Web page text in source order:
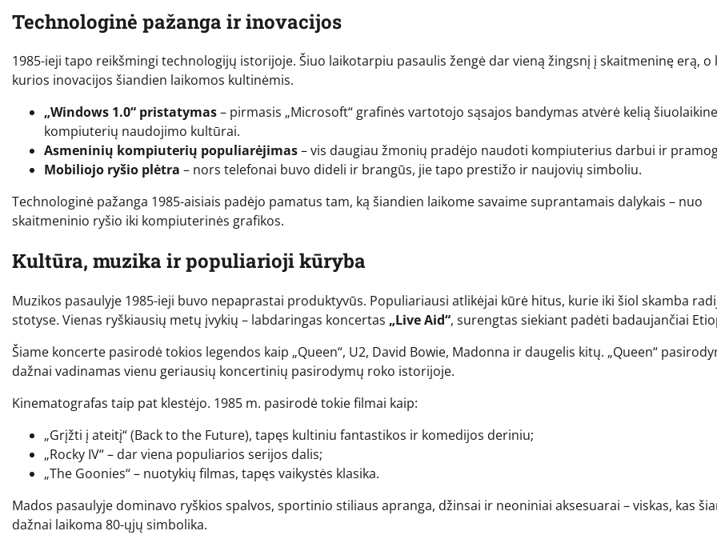
Technologinė pažanga ir inovacijos
1985-ieji tapo reikšmingi technologijų istorijoje. Šiuo laikotarpiu pasaulis žengė dar vieną žingsnį į skaitmeninę erą, o
kurios inovacijos šiandien laikomos kultinėmis.
„Windows 1.0“ pristatymas– pirmasis „Microsoft“ grafinės vartotojo sąsajos bandymas atvėrė kelią
kompiuterių naudojimo kultūrai.
Asmeninių kompiuterių populiarėjimas– vis daugiau žmonių pradėjo naudoti kompiuterius darbui ir
Mobiliojo ryšio plėtra – nors telefonai buvo dideli ir brangūs, jie tapo prestižo ir naujovių simboliu.
Technologinė pažanga 1985-aisiais padėjo pamatus tam, ką šiandien laikome savaime suprantamais dalykais – nuo
skaitmeninio ryšio iki kompiuterinės grafikos.
Kultūra, muzika ir populiarioji kūryba
Muzikos pasaulyje 1985-ieji buvo nepaprastai produktyvūs. Populiariausi atlikėjai kūrė hitus, kurie iki šiol skamba
stotyse. Vienas ryškiausių metų įvykių – labdaringas koncertas „Live Aid“, surengtas siekiant padėti badaujančiai
Šiame koncerte pasirodė tokios legendos kaip „Queen“, U2, David Bowie, Madonna ir daugelis kitų. „Queen“
dažnai vadinamas vienu geriausių koncertinių pasirodymų roko istorijoje.
Kinematografas taip pat klestėjo. 1985 m. pasirodė tokie filmai kaip:
„Grįžti į ateitį“ (Back to the Future), tapęs kultiniu fantastikos ir komedijos deriniu;
„Rocky IV“ – dar viena populiarios serijos dalis;
„The Goonies“ – nuotykių filmas, tapęs vaikystės klasika.
Mados pasaulyje dominavo ryškios spalvos, sportinio stiliaus apranga, džinsai ir neoniniai aksesuarai – viskas, kas
dažnai laikoma 80-ųjų simbolika.